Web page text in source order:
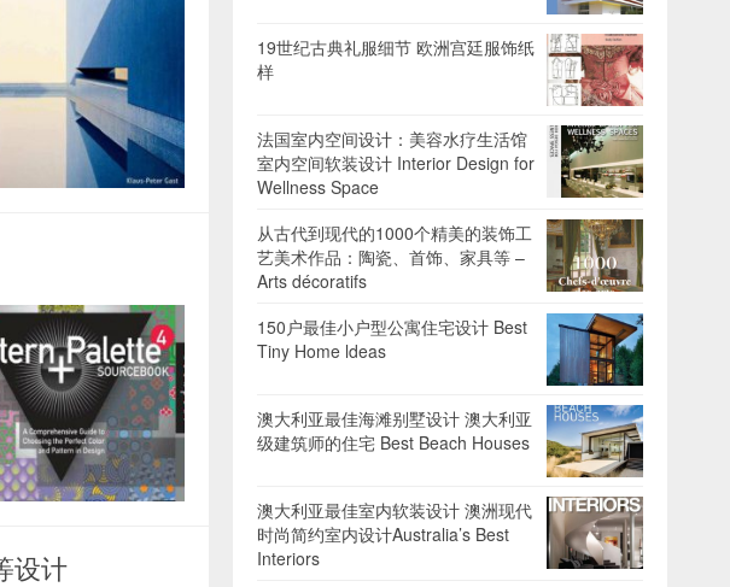
设计
19世纪古典礼服细节 欧洲宫廷服饰纸
样
法国室内空间设计：美容水疗生活馆
室内空间软装设计 Interior Design for
Wellness Space
从古代到现代的1000个精美的装饰工
艺美术作品：陶瓷、首饰、家具等 –
Arts décoratifs
150户最佳小户型公寓住宅设计 Best
Tiny Home ldeas
澳大利亚最佳海滩别墅设计 澳大利亚
级建筑师的住宅 Best Beach Houses
澳大利亚最佳室内软装设计 澳洲现代
时尚简约室内设计Australia’s Best
Interiors